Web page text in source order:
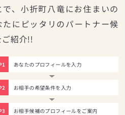
で、小折町八竜にお住まいの
たにピッタリのパートナー候
紹介!!
あなたのプロフィールを入力
お相手の希望条件を入力
お相手候補のプロフィールをご案内